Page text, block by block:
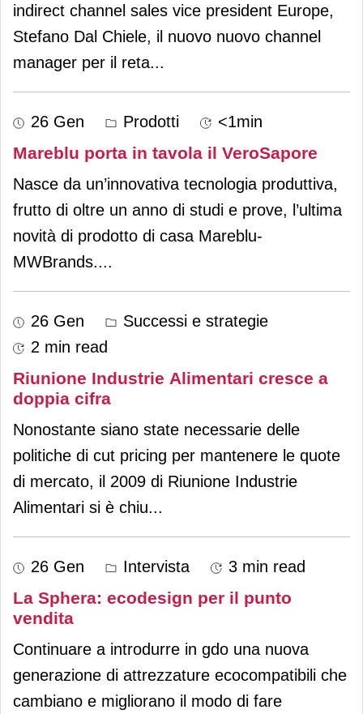
indirect channel sales vice president Europe,
Stefano Dal Chiele, il nuovo nuovo channel
manager per il reta...
26 Gen Prodotti <1min
Mareblu porta in tavola il VeroSapore
Nasce da un’innovativa tecnologia produttiva,
frutto di oltre un anno di studi e prove, l’ultima
novità di prodotto di casa Mareblu-
MWBrands....
26 Gen
Successi e strategie
2 min read
Riunione Industrie Alimentari cresce a
doppia cifra
Nonostante siano state necessarie delle
politiche di cut pricing per mantenere le quote
di mercato, il 2009 di Riunione Industrie
Alimentari si è chiu...
26 Gen Intervista 3 min read
La Sphera: ecodesign per il punto
vendita
Continuare a introdurre in gdo una nuova
generazione di attrezzature ecocompatibili che
cambiano e migliorano il modo di fare